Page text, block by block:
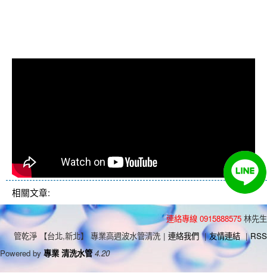
相關文章:
連絡專線 0915888575 林先生
管乾淨 【台北,新北】 專業高週波水管清洗 | 連絡我們 | 友情連結 | RSS
Powered by 專業 清洗水管 4.20